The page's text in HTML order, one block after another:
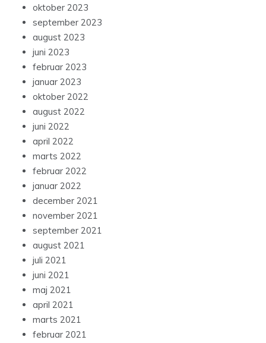
oktober 2023
september 2023
august 2023
juni 2023
februar 2023
januar 2023
oktober 2022
august 2022
juni 2022
april 2022
marts 2022
februar 2022
januar 2022
december 2021
november 2021
september 2021
august 2021
juli 2021
juni 2021
maj 2021
april 2021
marts 2021
februar 2021